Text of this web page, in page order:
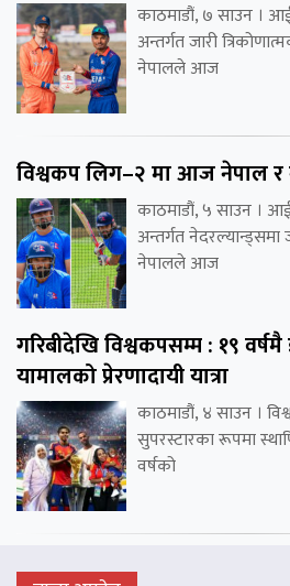
काठमाडौं, ७ साउन ।
अन्तर्गत जारी
नेपालले आज
विश्वकप लिग–२ मा आज नेपाल र
काठमाडौं, ५ साउन ।
अन्तर्गत नेदरल्यान्ड्समा
नेपालले आज
गरिबीदेखि विश्वकपसम्म : १९
यामालको प्रेरणादायी यात्रा
काठमाडौं, ४ साउन ।
सुपरस्टारका रूपमा
वर्षको